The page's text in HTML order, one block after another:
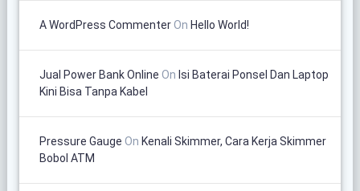
A WordPress CommenterOn Hello World!
Jual Power Bank Online On Isi Baterai Ponsel Dan Laptop
Kini Bisa Tanpa Kabel
Pressure Gauge On Kenali Skimmer, Cara Kerja Skimmer
Bobol ATM